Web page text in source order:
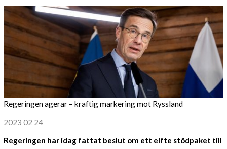
Regeringen agerar – kraftig markering mot Ryssland
2023 02 24
Regeringen har idag fattat beslut om ett elfte stödpaket till